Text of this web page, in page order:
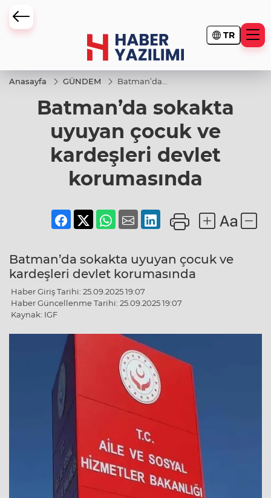
TR
Anasayfa GÜNDEM
Batman’da
uyuyan
çocuk ve
devlet
korumasında
Batman’da sokakta
uyuyan çocuk ve
kardeşleri devlet
korumasında
Batman’da sokakta uyuyan çocuk ve
kardeşleri devlet korumasında
Haber Giriş Tarihi: 25.09.2025 19:07
Haber Güncellenme Tarihi: 25.09.2025 19:07
Kaynak: IGF